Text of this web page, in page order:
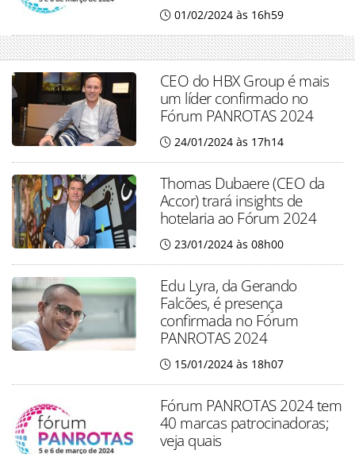
01/02/2024 às 16h59
CEO do HBX Group é mais
um líder confirmado no
Fórum PANROTAS 2024
24/01/2024 às 17h14
Thomas Dubaere (CEO da
Accor) trará insights de
hotelaria ao Fórum 2024
23/01/2024 às 08h00
Edu Lyra, da Gerando
Falcões, é presença
confirmada no Fórum
PANROTAS 2024
15/01/2024 às 18h07
Fórum PANROTAS 2024 tem
40 marcas patrocinadoras;
veja quais